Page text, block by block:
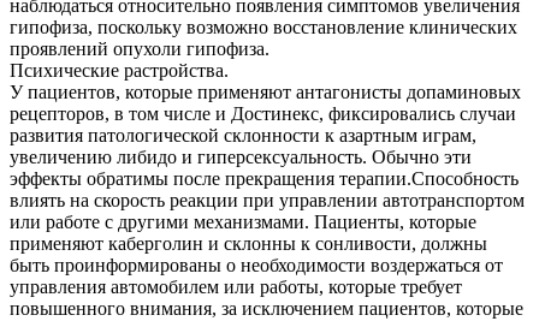
наблюдаться относительно появления симптомов увеличения
гипофиза, поскольку возможно восстановление клинических
проявлений опухоли гипофиза.
Психические растройства.
У пациентов, которые применяют антагонисты допаминовых
рецепторов, в том числе и Достинекс, фиксировались случаи
развития патологической склонности к азартным играм,
увеличению либидо и гиперсексуальность. Обычно эти
эффекты обратимы после прекращения терапии.Способность
влиять на скорость реакции при управлении автотранспортом
или работе с другими механизмами. Пациенты, которые
применяют каберголин и склонны к сонливости, должны
быть проинформированы о необходимости воздержаться от
управления автомобилем или работы, которые требует
повышенного внимания, за исключением пациентов, которые